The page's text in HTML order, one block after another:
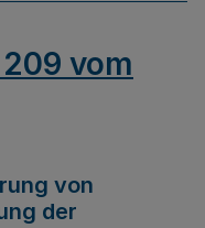
vom
von
der